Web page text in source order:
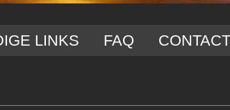
LINKS FAQ CONTACT